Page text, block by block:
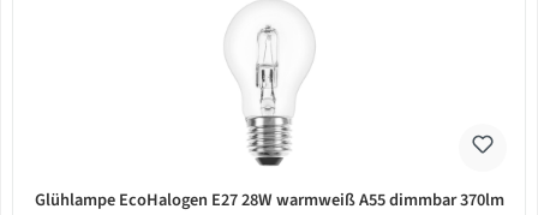
Glühlampe EcoHalogen E27 28W warmweiß A55 dimmbar 370lm